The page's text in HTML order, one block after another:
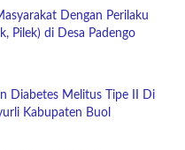
Dengan Perilaku
Pilek) di Desa Padengo
Diabetes Melitus Tipe II Di
Kabupaten Buol